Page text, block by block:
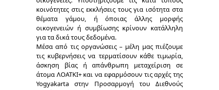
κοινότητες στις εκκλήσεις τους για ισότητα στα
θέματα γάμου, ή όποιας άλλης μορφής
οικογενειών ή συμβίωσης κρίνουν κατάλληλη
για τα δικά τους δεδομένα.
Μέσα από τις οργανώσεις – μέλη μας πιέζουμε
τις κυβερνήσεις να τερματίσουν κάθε τιμωρία,
άσκηση βίας ή απάνθρωπη μεταχείριση σε
άτομα ΛΟΑΤΚΙ+ και να εφαρμόσουν τις αρχές της
Yogyakarta στην Προσαρμογή του Διεθνούς